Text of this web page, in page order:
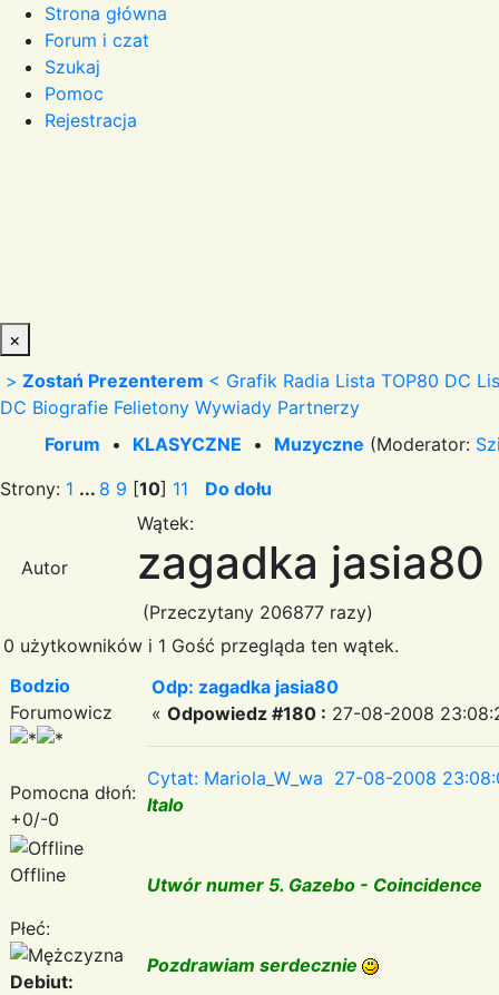
Strona główna
Forum i czat
Szukaj
Pomoc
Rejestracja
×
> Zostań Prezenterem < Grafik Radia Lista TOP80 DC
DC Biografie Felietony Wywiady Partnerzy
Forum • KLASYCZNE • Muzyczne (Moderator:
Strony: 1 ... 8 9 [10] 11 Do dołu
Autor
Wątek:
zagadka jasia80
(Przeczytany 206877 razy)
0 użytkowników i 1 Gość przegląda ten wątek.
Bodzio
Forumowicz
Pomocna dłoń:
+0/-0
Offline
Płeć:
Debiut:
Odp: zagadka jasia80
« Odpowiedz #180 : 27-08-2008
Cytat: Mariola_W_wa 27-08-2008
Italo
Utwór numer 5. Gazebo - Coincidence
Pozdrawiam serdecznie